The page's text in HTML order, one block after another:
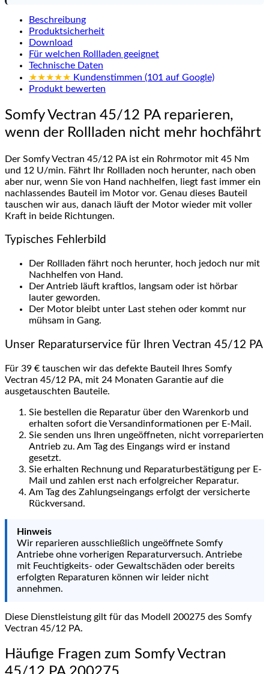
Beschreibung
Produktsicherheit
Download
Für welchen Rollladen geeignet
Technische Daten
★★★★★ Kundenstimmen (101 auf Google)
Produkt bewerten
Somfy Vectran 45/12 PA reparieren,
wenn der Rollladen nicht mehr hochfährt
Der Somfy Vectran 45/12 PA ist ein Rohrmotor mit 45 Nm
und 12 U/min. Fährt Ihr Rollladen noch herunter, nach oben
aber nur, wenn Sie von Hand nachhelfen, liegt fast immer ein
nachlassendes Bauteil im Motor vor. Genau dieses Bauteil
tauschen wir aus, danach läuft der Motor wieder mit voller
Kraft in beide Richtungen.
Typisches Fehlerbild
Der Rollladen fährt noch herunter, hoch jedoch nur mit
Nachhelfen von Hand.
Der Antrieb läuft kraftlos, langsam oder ist hörbar
lauter geworden.
Der Motor bleibt unter Last stehen oder kommt nur
mühsam in Gang.
Unser Reparaturservice für Ihren Vectran 45/12 PA
Für 39 € tauschen wir das defekte Bauteil Ihres Somfy
Vectran 45/12 PA, mit 24 Monaten Garantie auf die
ausgetauschten Bauteile.
Sie bestellen die Reparatur über den Warenkorb und
erhalten sofort die Versandinformationen per E-Mail.
Sie senden uns Ihren ungeöffneten, nicht vorreparierten
Antrieb zu. Am Tag des Eingangs wird er instand
gesetzt.
Sie erhalten Rechnung und Reparaturbestätigung per E-
Mail und zahlen erst nach erfolgreicher Reparatur.
Am Tag des Zahlungseingangs erfolgt der versicherte
Rückversand.
Hinweis
Wir reparieren ausschließlich ungeöffnete Somfy
Antriebe ohne vorherigen Reparaturversuch. Antriebe
mit Feuchtigkeits- oder Gewaltschäden oder bereits
erfolgten Reparaturen können wir leider nicht
annehmen.
Diese Dienstleistung gilt für das Modell 200275 des Somfy
Vectran 45/12 PA.
Häufige Fragen zum Somfy Vectran